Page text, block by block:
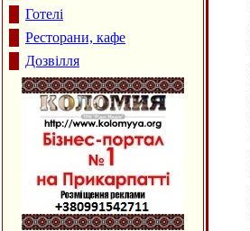
Готелі
Ресторани, кафе
Дозвілля